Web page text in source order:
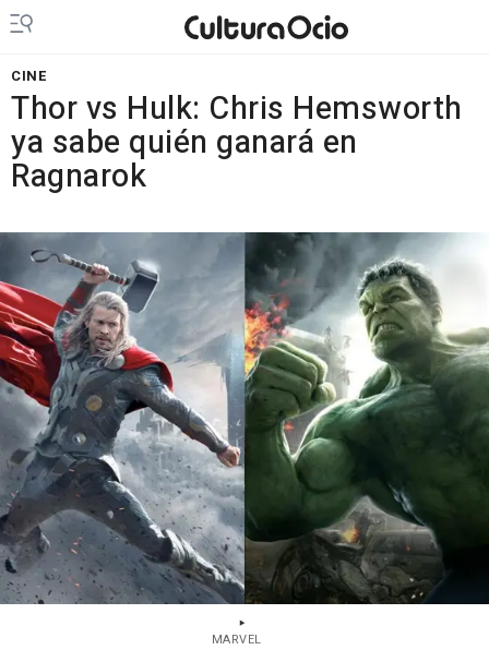
CINE
Thor vs Hulk: Chris Hemsworth
ya sabe quién ganará en
Ragnarok
MARVEL